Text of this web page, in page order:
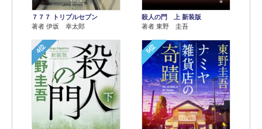
７７７ トリプルセブン
著者 伊坂 幸太郎
殺人の門 上 新装版
著者 東野 圭吾
4位 5位